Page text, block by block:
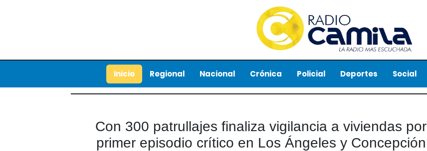
Inicio Regional Nacional Crónica Policial Deportes Social
Con 300 patrullajes finaliza vigilancia a viviendas por
primer episodio crítico en Los Ángeles y Concepción